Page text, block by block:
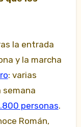
la entrada
y la marcha
: varias
semana
personas.
Román,